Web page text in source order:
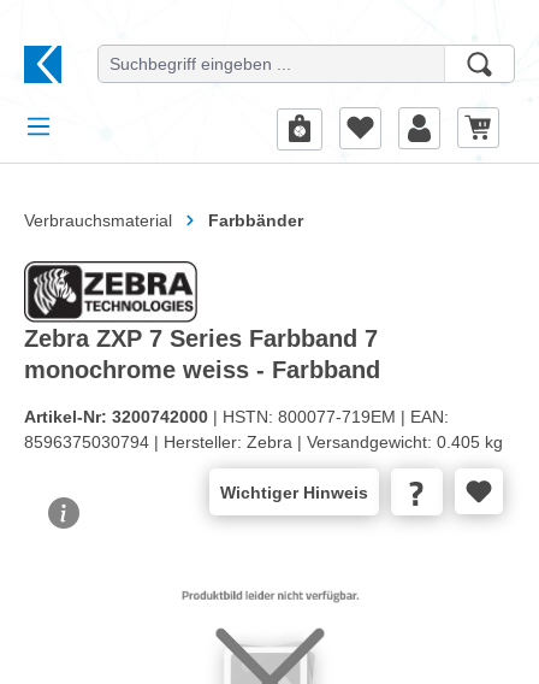
Verbrauchsmaterial Farbbänder
Zebra ZXP 7 Series Farbband 7
monochrome weiss - Farbband
Artikel-Nr: 3200742000 | HSTN: 800077-719EM | EAN:
8596375030794 | Hersteller: Zebra | Versandgewicht: 0.405 kg
Wichtiger Hinweis